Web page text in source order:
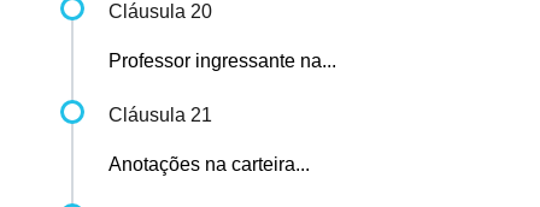
Cláusula 20
Professor ingressante na...
Cláusula 21
Anotações na carteira...